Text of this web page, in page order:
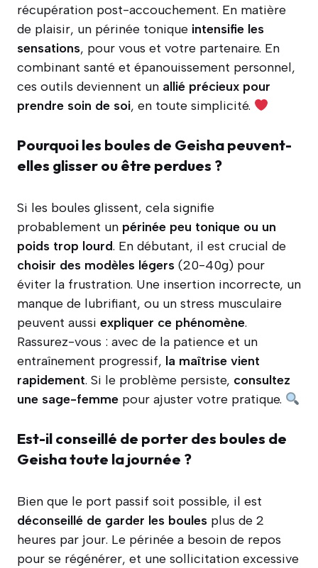
récupération post-accouchement. En matière
de plaisir, un périnée tonique intensifie les
sensations, pour vous et votre partenaire. En
combinant santé et épanouissement personnel,
ces outils deviennent un allié précieux pour
prendre soin de soi, en toute simplicité.
Pourquoi les boules de Geisha peuvent-
elles glisser ou être perdues ?
Si les boules glissent, cela signifie
probablement un périnée peu tonique ou un
poids trop lourd. En débutant, il est crucial de
choisir des modèles légers (20-40g) pour
éviter la frustration. Une insertion incorrecte, un
manque de lubrifiant, ou un stress musculaire
peuvent aussi expliquer ce phénomène.
Rassurez-vous : avec de la patience et un
entraînement progressif, la maîtrise vient
rapidement. Si le problème persiste, consultez
une sage-femme pour ajuster votre pratique.
Est-il conseillé de porter des boules de
Geisha toute la journée ?
Bien que le port passif soit possible, il est
déconseillé de garder les boules plus de 2
heures par jour. Le périnée a besoin de repos
pour se régénérer, et une sollicitation excessive